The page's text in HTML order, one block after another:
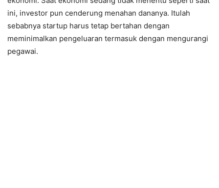
ini, investor pun cenderung menahan dananya. Itulah
sebabnya startup harus tetap bertahan dengan
meminimalkan pengeluaran termasuk dengan mengurangi
pegawai.